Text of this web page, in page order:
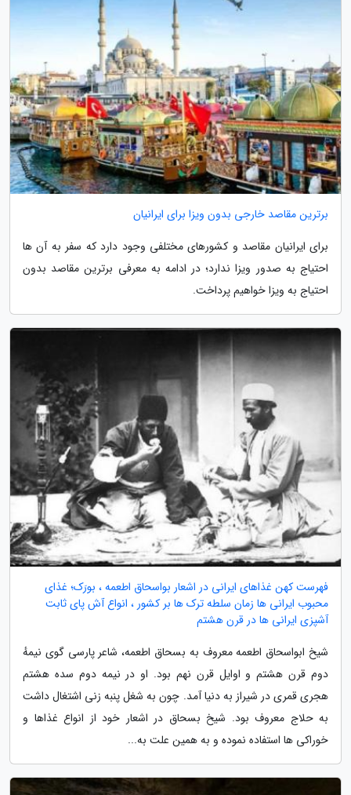
برترین مقاصد خارجی بدون ویزا برای ایرانیان
برای ایرانیان مقاصد و کشورهای مختلفی وجود دارد که سفر به آن ها
احتیاج به صدور ویزا ندارد؛ در ادامه به معرفی برترین مقاصد بدون
احتیاج به ویزا خواهیم پرداخت.
فهرست کهن غذاهای ایرانی در اشعار بواسحاق اطعمه ، بورَک؛ غذای
محبوب ایرانی ها زمان سلطه ترک ها بر کشور ، انواع آش پای ثابت
آشپزی ایرانی ها در قرن هشتم
شیخ ابواسحاق اطعمه معروف به بسحاق اطعمه، شاعر پارسی گوی نیمهٔ
دوم قرن هشتم و اوایل قرن نهم بود. او در نیمه دوم سده هشتم
هجری قمری در شیراز به دنیا آمد. چون به شغل پنبه زنی اشتغال داشت
به حلاج معروف بود. شیخ بسحاق در اشعار خود از انواع غذاها و
خوراکی ها استفاده نموده و به همین علت به...